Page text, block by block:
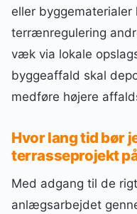
eller
terrænregulering
væk via lokale
byggeaffald skal
medføre højere
Hvor lang tid bør
terrasseprojekt
Med adgang til de
anlægsarbejdet